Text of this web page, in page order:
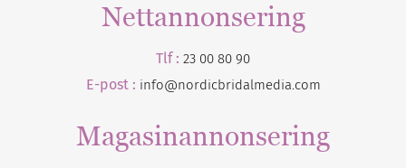
Nettannonsering
Tlf : 23 00 80 90
E-post : info@nordicbridalmedia.com
Magasinannonsering